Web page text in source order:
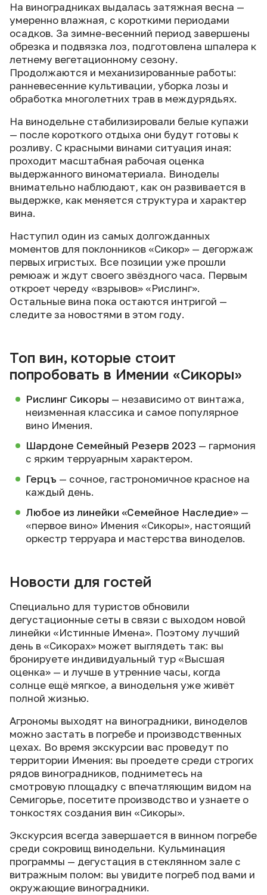
На виноградниках выдалась затяжная весна —
умеренно влажная, с короткими периодами
осадков. За зимне-весенний период завершены
обрезка и подвязка лоз, подготовлена шпалера к
летнему вегетационному сезону.
Продолжаются и механизированные работы:
ранневесенние культивации, уборка лозы и
обработка многолетних трав в междурядьях.
На винодельне стабилизировали белые купажи
— после короткого отдыха они будут готовы к
розливу. С красными винами ситуация иная:
проходит масштабная рабочая оценка
выдержанного виноматериала. Виноделы
внимательно наблюдают, как он развивается в
выдержке, как меняется структура и характер
вина.
Наступил один из самых долгожданных
моментов для поклонников «Сикор» — дегоржаж
первых игристых. Все позиции уже прошли
ремюаж и ждут своего звёздного часа. Первым
откроет череду «взрывов» «Рислинг».
Остальные вина пока остаются интригой —
следите за новостями в этом году.
Топ вин, которые стоит
попробовать в Имении «Сикоры»
Рислинг Сикоры — независимо от винтажа,
неизменная классика и самое популярное
вино Имения.
Шардоне Семейный Резерв 2023 — гармония
с ярким терруарным характером.
Герцъ — сочное, гастрономичное красное на
каждый день.
Любое из линейки «Семейное Наследие» —
«первое вино» Имения «Сикоры», настоящий
оркестр терруара и мастерства виноделов.
Новости для гостей
Специально для туристов обновили
дегустационные сеты в связи с выходом новой
линейки «Истинные Имена». Поэтому лучший
день в «Сикорах» может выглядеть так: вы
бронируете индивидуальный тур «Высшая
оценка» — и лучше в утренние часы, когда
солнце ещё мягкое, а винодельня уже живёт
полной жизнью.
Агрономы выходят на виноградники, виноделов
можно застать в погребе и производственных
цехах. Во время экскурсии вас проведут по
территории Имения: вы проедете среди строгих
рядов виноградников, подниметесь на
смотровую площадку с впечатляющим видом на
Семигорье, посетите производство и узнаете о
тонкостях создания вин «Сикоры».
Экскурсия всегда завершается в винном погребе
среди сокровищ винодельни. Кульминация
программы — дегустация в стеклянном зале с
витражным полом: вы увидите погреб под вами и
окружающие виноградники.